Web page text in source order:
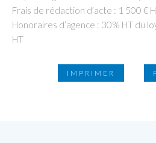
Frais de rédaction d’acte : 1 500 €
Honoraires d’agence : 30% HT du
HT
IMPRIMER